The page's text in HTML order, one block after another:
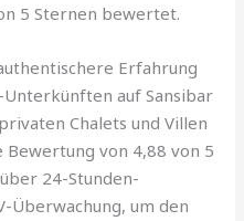
5 Sternen bewertet.
Erfahrung
auf Sansibar
Chalets und Villen
von 4,88 von 5
24-Stunden-
Überwachung, um den